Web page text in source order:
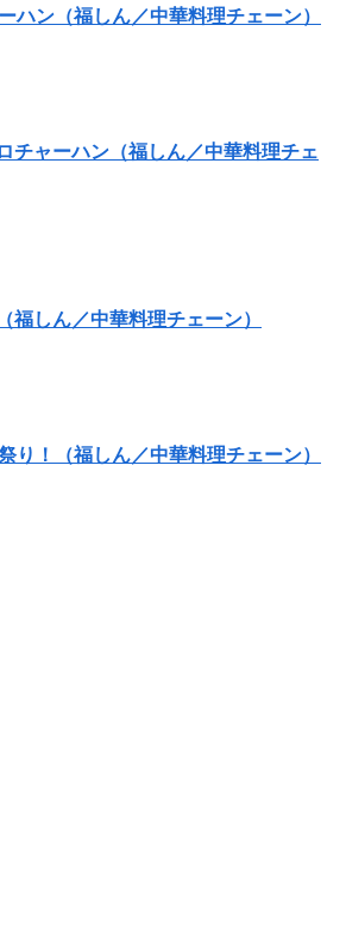
ハン（福しん／中華料理チェーン）
チャーハン（福しん／中華料理チェ
福しん／中華料理チェーン）
り！（福しん／中華料理チェーン）